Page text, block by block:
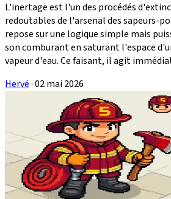
L'inertage est l'un des procédés
redoutables de l'arsenal des sapeurs-
repose sur une logique simple mais
son comburant en saturant l'espace
vapeur d'eau. Ce faisant, il agit
Hervé·02 mai 2026